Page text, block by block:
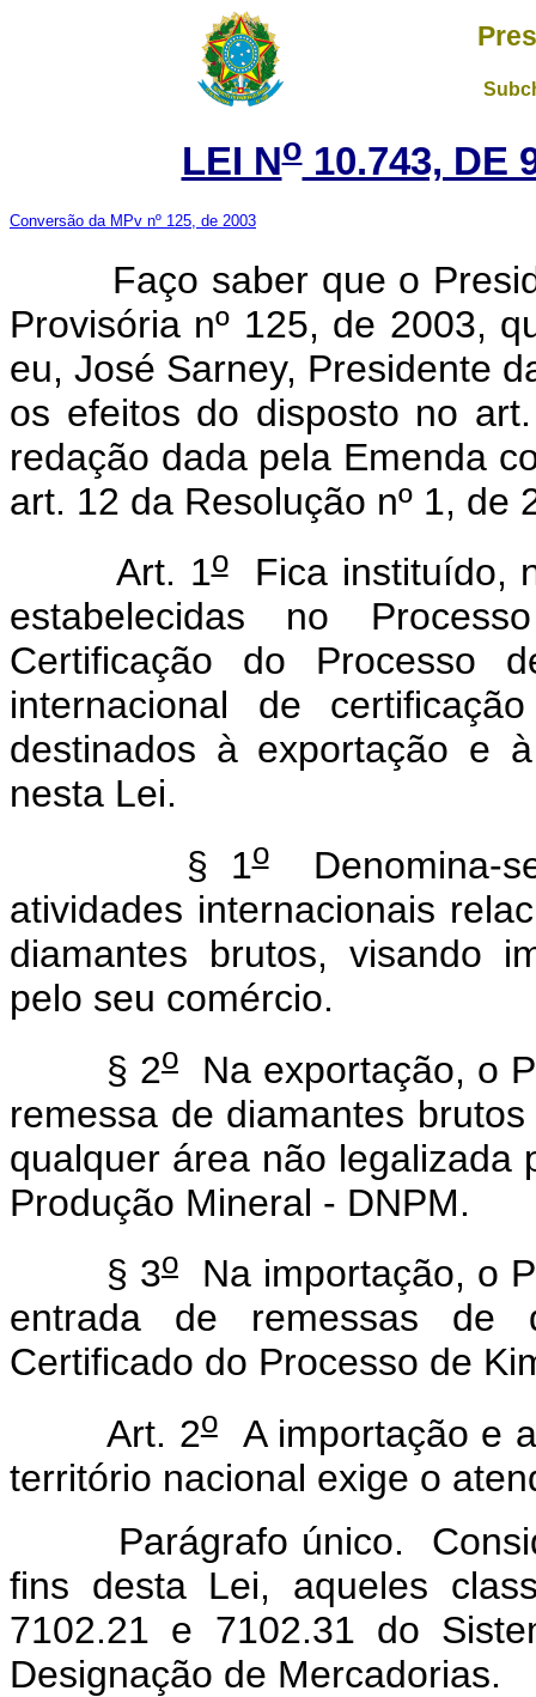
LEI No10.743, DE
Conversão da MPv nº 125, de 2003
Faço saber que o
Provisória nº 125, de 2003,
eu, José Sarney, Presidente
os efeitos do disposto no
redação dada pela Emenda
art. 12 da Resolução nº 1, de
Art. 1oFica instituído,
estabelecidas no
Certificação do Processo
internacional de
destinados à exportação e
nesta Lei.
§ 1oDenomina-
atividades internacionais
diamantes brutos, visando
pelo seu comércio.
§ 2oNa exportação, o
remessa de diamantes
qualquer área não legalizada
Produção Mineral - DNPM.
§ 3oNa importação, o
entrada de remessas de
Certificado do Processo de
Art. 2oA importação e
território nacional exige o
Parágrafo único.
fins desta Lei, aqueles
7102.21 e 7102.31 do
Designação de Mercadorias.